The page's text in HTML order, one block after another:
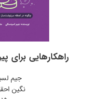
راهکارهایی برای
جیم
نگین